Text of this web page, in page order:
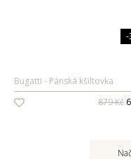
-
Bugatti
Pánská kšiltovka
879 Kč